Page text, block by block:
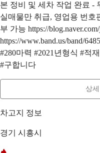
본 정비 및 세차 작업 완료 -
실매물만 취급, 영업용 번호
부 가능 https://
https://www.band.us/band/
#280마력 #2021년형식 #적
#구합니다
상
차고지 정보
경기 시흥시